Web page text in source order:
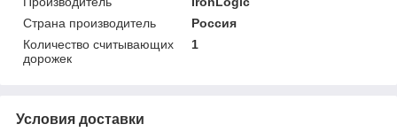
Страна производитель
Россия
Количество считывающих
дорожек
1
Условия доставки